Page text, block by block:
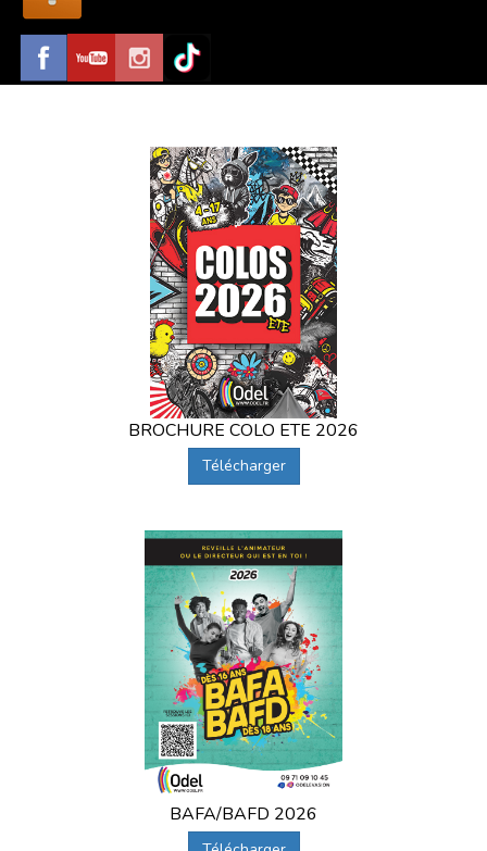
BROCHURE COLO ETE 2026
Télécharger
BAFA/BAFD 2026